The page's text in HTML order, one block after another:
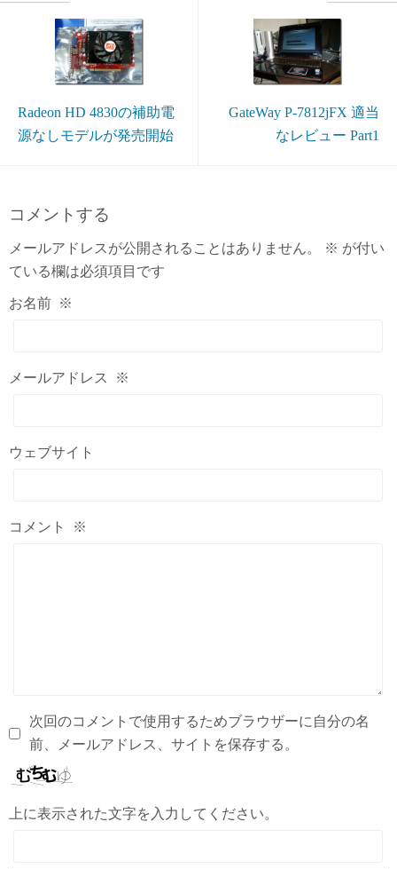
Radeon HD 4830の補助電
源なしモデルが発売開始
GateWay P-7812jFX 適当
なレビュー Part1
コメントする
メールアドレスが公開されることはありません。 ※ が付い
ている欄は必須項目です
お名前 ※
メールアドレス ※
ウェブサイト
コメント ※
次回のコメントで使用するためブラウザーに自分の名
前、メールアドレス、サイトを保存する。
上に表示された文字を入力してください。